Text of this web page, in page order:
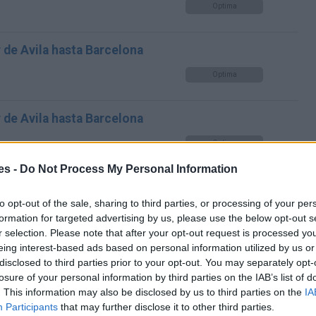
- Do Not Process My Personal Information
opt-out of the sale, sharing to third parties, or processing of your
for targeted advertising by us, please use the below opt-out
selection. Please note that after your opt-out request is processed
interest-based ads based on personal information utilized by us
to third parties prior to your opt-out. You may separately
of your personal information by third parties on the IAB’s list of
This information may also be disclosed by us to third parties on the
Participants that may further disclose it to other third parties.
Optima
de Avila hasta Barcelona
Optima
de Avila hasta Barcelona
Optima
Avila hasta Barcelona
Optima
de Avila hasta Barcelona
Optima